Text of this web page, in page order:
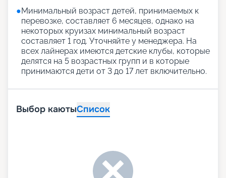
●Минимальный возраст детей, принимаемых к
перевозке, составляет 6 месяцев, однако на
некоторых круизах минимальный возраст
составляет 1 год. Уточняйте у менеджера. На
всех лайнерах имеются детские клубы, которые
делятся на 5 возрастных групп и в которые
принимаются дети от 3 до 17 лет включительно.
Выбор каютыСписок